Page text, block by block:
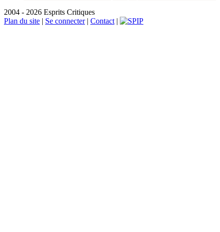
2004 - 2026 Esprits Critiques
Plan du site | Se connecter| Contact |